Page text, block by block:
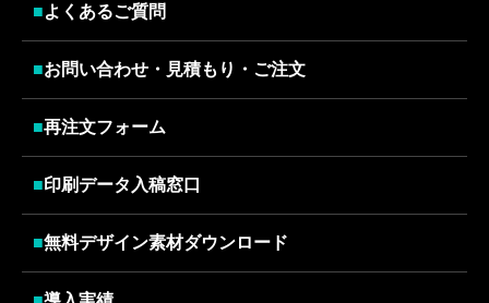
■よくあるご質問
■お問い合わせ・見積もり・ご注文
■再注文フォーム
■印刷データ入稿窓口
■無料デザイン素材ダウンロード